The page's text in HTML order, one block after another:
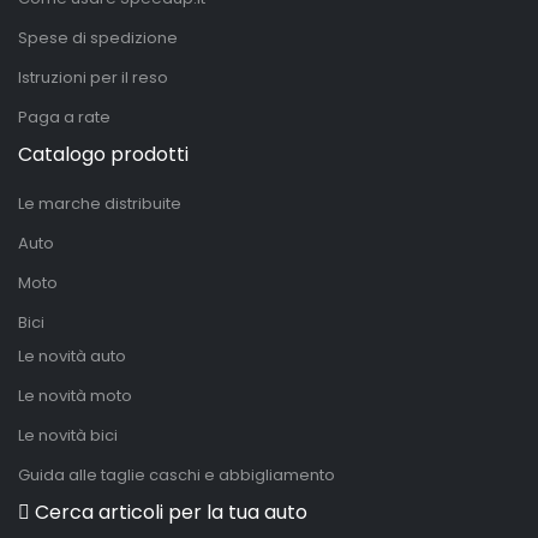
Spese di spedizione
Istruzioni per il reso
Paga a rate
Catalogo prodotti
Le marche distribuite
Auto
Moto
Bici
Le novità auto
Le novità moto
Le novità bici
Guida alle taglie caschi e abbigliamento
Cerca articoli per la tua auto